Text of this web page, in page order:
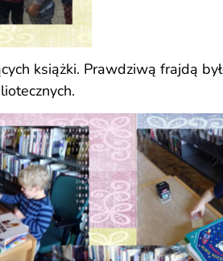
książki. Prawdziwą frajdą